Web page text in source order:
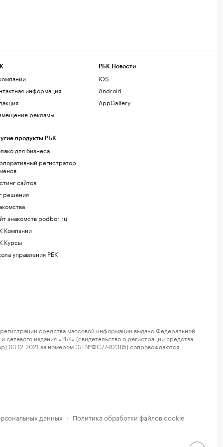
информация
рекламы
продукты РБК
для бизнеса
регистратор
сайтов
знакомств podbor.ru
Компании
Курсы
управления РБК
РБК Новости
iOS
Android
AppGallery
средства массовой информации выдано Федеральной
издания «РБК» (свидетельство о регистрации средства
03.12.2021 за номером ЭЛ №ФС77-82385) сопровождаются
данных · Политика обработки файлов cookie